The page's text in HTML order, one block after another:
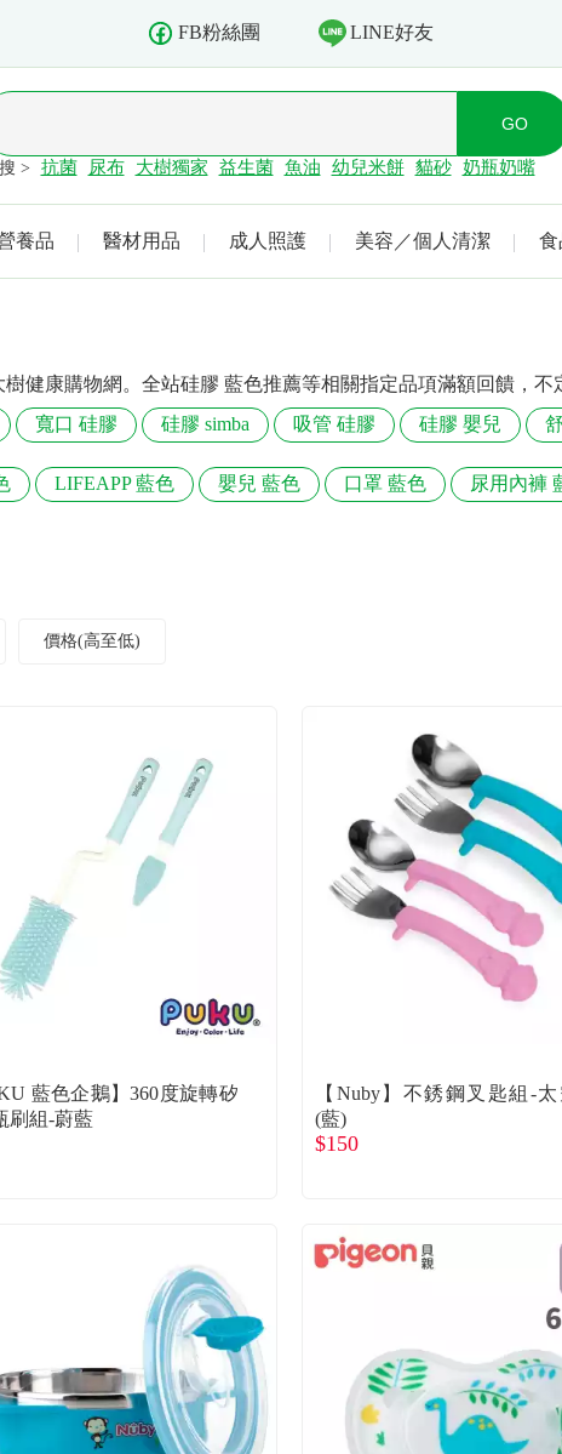
FB粉絲團 LINE好友
> 抗菌 尿布 大樹獨家 益生菌 魚油 幼兒米餅 貓砂 奶瓶奶嘴
養品 醫材用品 成人照護 美容／個人清潔 食
健康購物網。全站硅膠 藍色推薦等相關指定品項滿額回饋，
寬口 硅膠 硅膠 simba 吸管 硅膠 硅膠 嬰兒
LIFEAPP 藍色 嬰兒 藍色 口罩 藍色 尿用內褲
價格(高至低)
藍色企鵝】360度旋轉矽
刷組-蔚藍
【Nuby】不銹鋼叉匙組-太
(藍)
$150